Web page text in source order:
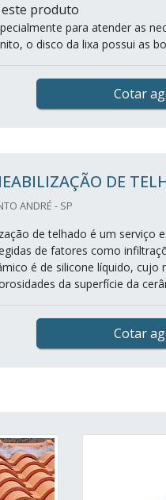
produto
para atender as
o disco da lixa possui as
Cotar
DE
ANDRÉ - SP
de telhado é um serviço
de fatores como
é de silicone líquido,
da superfície da
Cotar